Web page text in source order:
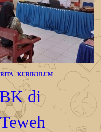
,KURIKULUM
di